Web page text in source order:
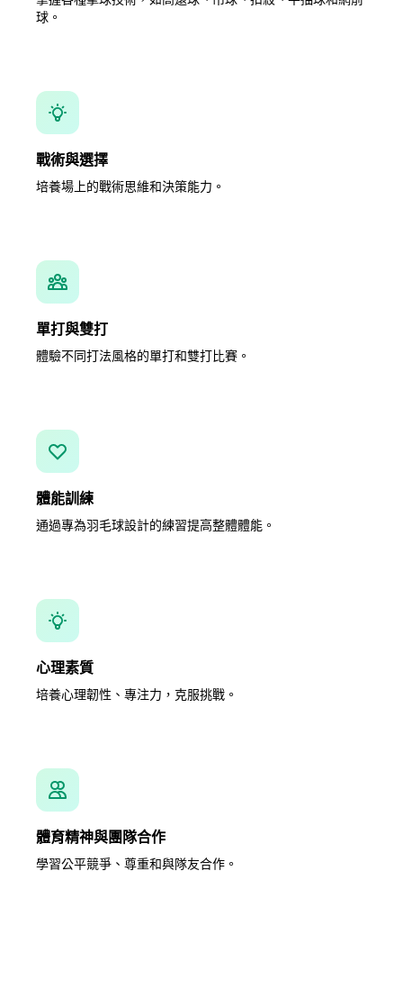
球。
戰術與選擇
培養場上的戰術思維和決策能力。
單打與雙打
體驗不同打法風格的單打和雙打比賽。
體能訓練
通過專為羽毛球設計的練習提高整體體能。
心理素質
培養心理韌性、專注力，克服挑戰。
體育精神與團隊合作
學習公平競爭、尊重和與隊友合作。